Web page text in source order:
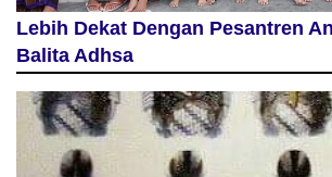
Lebih Dekat Dengan Pesantren
Balita Adhsa